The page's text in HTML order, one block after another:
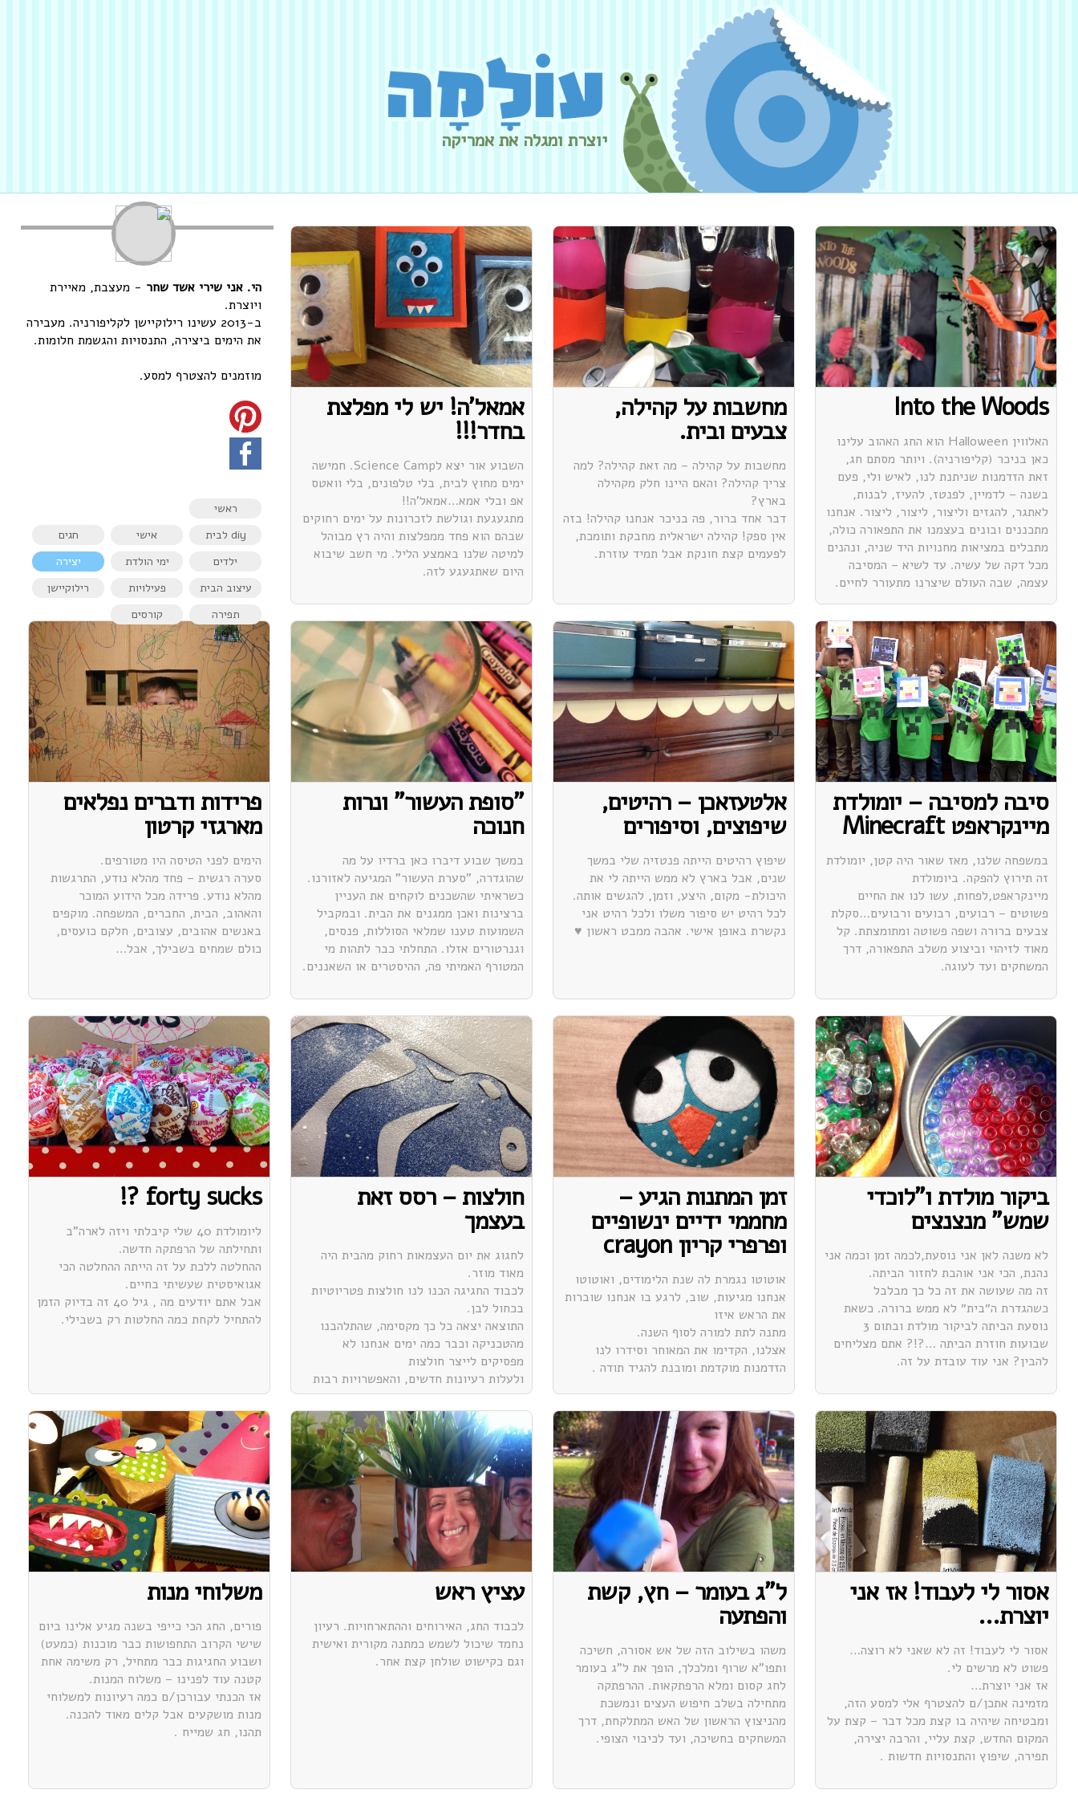
יוצרת ומגלה את אמריקה
הי. אני שירי אשד שחר - מעצבת, מאיירת
ויוצרת.
ב-2013 עשינו רילוקיישן לקליפורניה. מעבירה
את הימים ביצירה, התנסויות והגשמת חלומות.
מוזמנים להצטרף למסע.
ראשי
diy לבית
אישי
חגים
ילדים
ימי הולדת
יצירה
עיצוב הבית
פעילויות
רילוקיישן
תפירה
קורסים
Into the Woods
האלווין Halloween הוא החג האהוב עלינו
כאן בניכר (קליפורניה). ויותר מסתם חג,
זאת הזדמנות שניתנת לנו, לאיש ולי, פעם
בשנה – לדמיין, לפנטז, להעיז, לבנות,
לאתגר, להגזים וליצור, ליצור, ליצור. אנחנו
מתכננים ובונים בעצמנו את התפאורה כולה,
מתבלים במציאות מחנויות היד שניה, ונהנים
מכל דקה של עשיה. עד לשיא – המסיבה
עצמה, שבה העולם שיצרנו מתעורר לחיים.
מחשבות על קהילה,
צבעים ובית.
מחשבות על קהילה – מה זאת קהילה? למה
צריך קהילה? והאם היינו חלק מקהילה
בארץ?
דבר אחד ברור, פה בניכר אנחנו קהילה! בזה
אין ספק! קהילה ישראלית מחבקת ותומכת,
לפעמים קצת חונקת אבל תמיד עוזרת.
אמאל'ה! יש לי מפלצת
בחדר!!!
השבוע אור יצא לScience Camp. חמישה
ימים מחוץ לבית, בלי טלפונים, בלי וואטס
אפ ובלי אמא…אמאל'ה!!
מתגעגעת וגולשת לזכרונות על ימים רחוקים
שבהם הוא פחד ממפלצות והיה רץ מבוהל
למיטה שלנו באמצע הליל. מי חשב שיבוא
היום שאתגעגע לזה.
סיבה למסיבה – יומולדת
מיינקראפט Minecraft
במשפחה שלנו, מאז שאור היה קטן, יומולדת
זה תירוץ להפקה. ביומולדת
מיינקראפט,לפחות, עשו לנו את החיים
פשוטים – רבועים, רבועים ורבועים…סקלת
צבעים ברורה ושפה פשוטה ומתומצתת. קל
מאוד לזיהוי וביצוע משלב התפאורה, דרך
המשחקים ועד לעוגה.
אלטעזאכן – רהיטים,
שיפוצים, וסיפורים
שיפוץ רהיטים הייתה פנטזיה שלי במשך
שנים, אבל בארץ לא ממש הייתה לי את
היכולת- מקום, היצע, וזמן, להגשים אותה.
לכל רהיט יש סיפור משלו ולכל רהיט אני
נקשרת באופן אישי. אהבה ממבט ראשון ♥
"סופת העשור" ונרות
חנוכה
במשך שבוע דיברו כאן ברדיו על מה
שהוגדרה, "סערת העשור" המגיעה לאזורנו.
כשראיתי שהשכנים לוקחים את העניין
ברצינות ואכן ממגנים את הבית. ובמקביל
השמועות טענו שמלאי הסוללות, פנסים,
וגנרטורים אזלו. התחלתי כבר לתהות מי
המטורף האמיתי פה, ההיסטרים או השאננים.
פרידות ודברים נפלאים
מארגזי קרטון
הימים לפני הטיסה היו מטורפים.
סערה רגשית – פחד מהלא נודע, התרגשות
מהלא נודע. פרידה מכל הידוע המוכר
והאהוב, הבית, החברים, המשפחה. מוקפים
באנשים אהובים, עצובים, חלקם כועסים,
כולם שמחים בשבילך, אבל…
ביקור מולדת ו"לוכדי
שמש" מנצנצים
לא משנה לאן אני נוסעת,לכמה זמן וכמה אני
נהנת, הכי אני אוהבת לחזור הביתה.
זה מה שעושה את זה כל כך מבלבל
כשהגדרת ה״בית״ לא ממש ברורה. כשאת
נוסעת הביתה לביקור מולדת ובתום 3
שבועות חוזרת הביתה …?!? אתם מצליחים
להבין? אני עוד עובדת על זה.
זמן המתנות הגיע –
מחממי ידיים ינשופיים
ופרפרי קריון crayon
אוטוטו נגמרת לה שנת הלימודים, ואוטוטו
אנחנו מגיעות, שוב, לרגע בו אנחנו שוברות
את הראש איזו
מתנה לתת למורה לסוף השנה.
אצלנו, הקדימו את המאוחר וסידרו לנו
הזדמנות מוקדמת ומובנת להגיד תודה .
חולצות – רסס זאת
בעצמך
לחגוג את יום העצמאות רחוק מהבית היה
מאוד מוזר.
לכבוד החגיגה הכנו לנו חולצות פטריוטיות
בכחול לבן.
התוצאה יצאה כל כך מקסימה, שהתלהבנו
מהטכניקה וכבר כמה ימים אנחנו לא
מפסיקים לייצר חולצות
ולעלות רעיונות חדשים, והאפשרויות רבות
כיד הדמיון.
forty sucks ?!
ליומולדת 40 שלי קיבלתי ויזה לארה"ב
ותחילתה של הרפתקה חדשה.
ההחלטה ללכת על זה הייתה ההחלטה הכי
אגואיסטית שעשיתי בחיים.
אבל אתם יודעים מה , גיל 40 זה בדיוק הזמן
להתחיל לקחת כמה החלטות רק בשבילי.
אסור לי לעבוד! אז אני
יוצרת…
אסור לי לעבוד! זה לא שאני לא רוצה…
פשוט לא מרשים לי.
אז אני יוצרת…
מזמינה אתכן/ם להצטרף אלי למסע הזה,
ומבטיחה שיהיה בו קצת מכל דבר – קצת על
המקום החדש, קצת עליי, והרבה יצירה,
תפירה, שיפוץ והתנסויות חדשות .
ל"ג בעומר – חץ, קשת
והפתעה
משהו בשילוב הזה של אש אסורה, חשיכה
ותפו"א שרוף ומלכלך, הופך את ל"ג בעומר
לחג קסום ומלא הרפתקאות. ההרפתקה
מתחילה בשלב חיפוש העצים ונמשכת
מהניצוץ הראשון של האש המתלקחת, דרך
המשחקים בחשיכה, ועד לכיבוי הצופי.
עציץ ראש
לכבוד החג, האירוחים וההתארחויות. רעיון
נחמד שיכול לשמש כמתנה מקורית ואישית
וגם כקישוט שולחן קצת אחר.
משלוחי מנות
פורים, החג הכי כייפי בשנה מגיע אלינו ביום
שישי הקרוב התחפושות כבר מוכנות (כמעט)
ושבוע החגיגות כבר מתחיל, רק משימה אחת
קטנה עוד לפנינו – משלוח המנות.
אז הכנתי עבורכן/ם כמה רעיונות למשלוחי
מנות מושקעים אבל קלים מאוד להכנה.
תהנו, חג שמייח .